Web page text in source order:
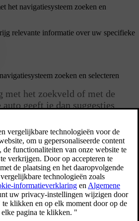
het navigatiesysteem zoeken en
relevante informatie over uw specifieke
zoeken en selecteren
met het zoekveld of met de
geeft je dan suggesties
de appbibliotheek
op de onderste
adres of bestemming in.
samen met alternatieve routes.